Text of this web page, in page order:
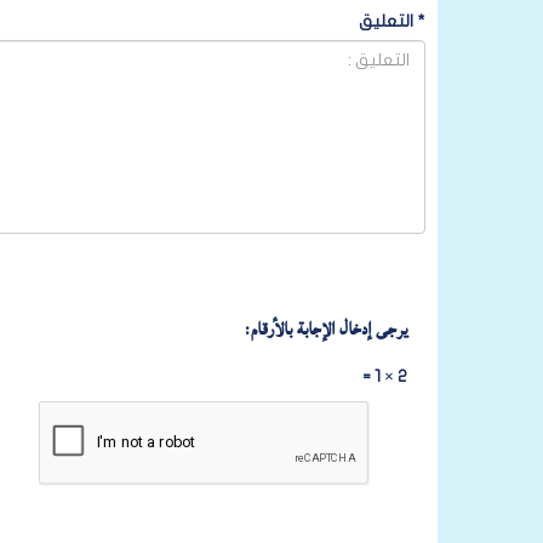
* التعليق
يرجى إدخال الإجابة بالأرقام:
2 × 1 =